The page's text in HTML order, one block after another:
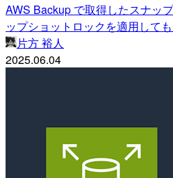
AWS Backup で取得したスナッ
ップショットロックを適用して
片方 裕人
2025.06.04